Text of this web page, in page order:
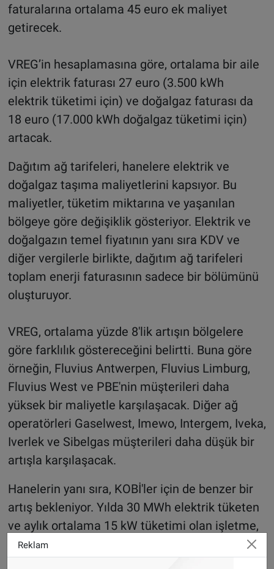
faturalarına ortalama 45 euro ek maliyet
getirecek.
VREG’in hesaplamasına göre, ortalama bir aile
için elektrik faturası 27 euro (3.500 kWh
elektrik tüketimi için) ve doğalgaz faturası da
18 euro (17.000 kWh doğalgaz tüketimi için)
artacak.
Dağıtım ağ tarifeleri, hanelere elektrik ve
doğalgaz taşıma maliyetlerini kapsıyor. Bu
maliyetler, tüketim miktarına ve yaşanılan
bölgeye göre değişiklik gösteriyor. Elektrik ve
doğalgazın temel fiyatının yanı sıra KDV ve
diğer vergilerle birlikte, dağıtım ağ tarifeleri
toplam enerji faturasının sadece bir bölümünü
oluşturuyor.
VREG, ortalama yüzde 8'lik artışın bölgelere
göre farklılık göstereceğini belirtti. Buna göre
örneğin, Fluvius Antwerpen, Fluvius Limburg,
Fluvius West ve PBE'nin müşterileri daha
yüksek bir maliyetle karşılaşacak. Diğer ağ
operatörleri Gaselwest, Imewo, Intergem, Iveka,
Iverlek ve Sibelgas müşterileri daha düşük bir
artışla karşılaşacak.
Hanelerin yanı sıra, KOBİ'ler için de benzer bir
artış bekleniyor. Yılda 30 MWh elektrik tüketen
ve aylık ortalama 15 kW tüketimi olan işletme,
geçen yıla göre 220 euro (yüzde 12) daha fazla
ödeyecek. Yılda 116.280 kWh doğalgaz tüketen
Reklam